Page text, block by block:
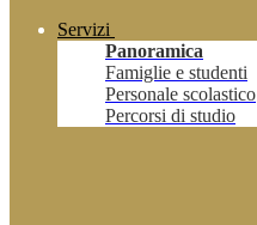
Servizi
Panoramica
Famiglie e studenti
Personale scolastico
Percorsi di studio